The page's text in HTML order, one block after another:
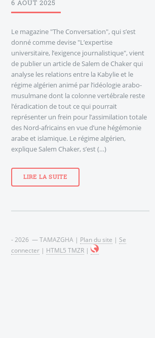
6 AOÛT 2025
Le magazine "The Conversation", qui s’est
donné comme devise "L’expertise
universitaire, l’exigence journalistique", vient
de publier un article de Salem de Chaker qui
analyse les relations entre la Kabylie et le
régime algérien animé par l’idéologie arabo-
musulmane dont la colonne vertébrale reste
l’éradication de tout ce qui pourrait
représenter un frein pour l’assimilation totale
des Nord-africains en vue d’une hégémonie
arabe et islamique. Le régime algérien,
explique Salem Chaker, s’est (…)
LIRE LA SUITE
- 2026 — TAMAZGHA | Plan du site | Se
connecter | HTML5 TMZR |